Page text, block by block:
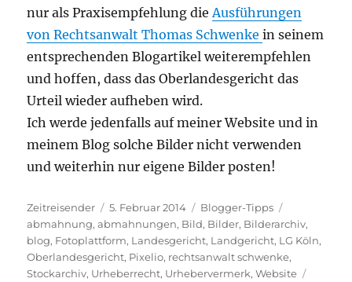
nur als Praxisempfehlung dieAusführungen
von Rechtsanwalt Thomas Schwenkein seinem
entsprechenden Blogartikel weiterempfehlen
und hoffen, dass das Oberlandesgericht das
Urteil wieder aufheben wird.
Ich werde jedenfalls auf meiner Website und in
meinem Blog solche Bilder nicht verwenden
und weiterhin nur eigene Bilder posten!
Autor
Zeitreisender
Veröffentlicht
am
5. Februar 2014 Kategorien
Blogger-Tipps
abmahnung,abmahnungen, Bild, Bilder, Bilderarchiv,
blog, Fotoplattform, Landesgericht, Landgericht, LG Köln,
Oberlandesgericht, Pixelio, rechtsanwalt schwenke,
Stockarchiv, Urheberrecht, Urhebervermerk,Website